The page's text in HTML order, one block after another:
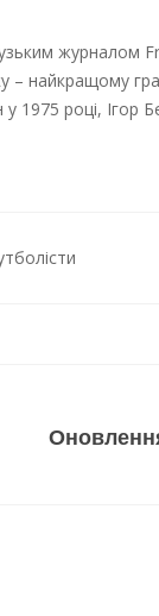
журналом
– найкращому
1975 році, Ігор